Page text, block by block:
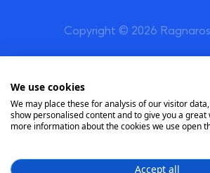
Copyright © 2026
We use cookies
We may place these for analysis of our visitor
show personalised content and to give you a great
more information about the cookies we use open
Accept all